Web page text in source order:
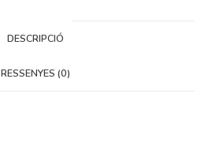
DESCRIPCIÓ
RESSENYES (0)